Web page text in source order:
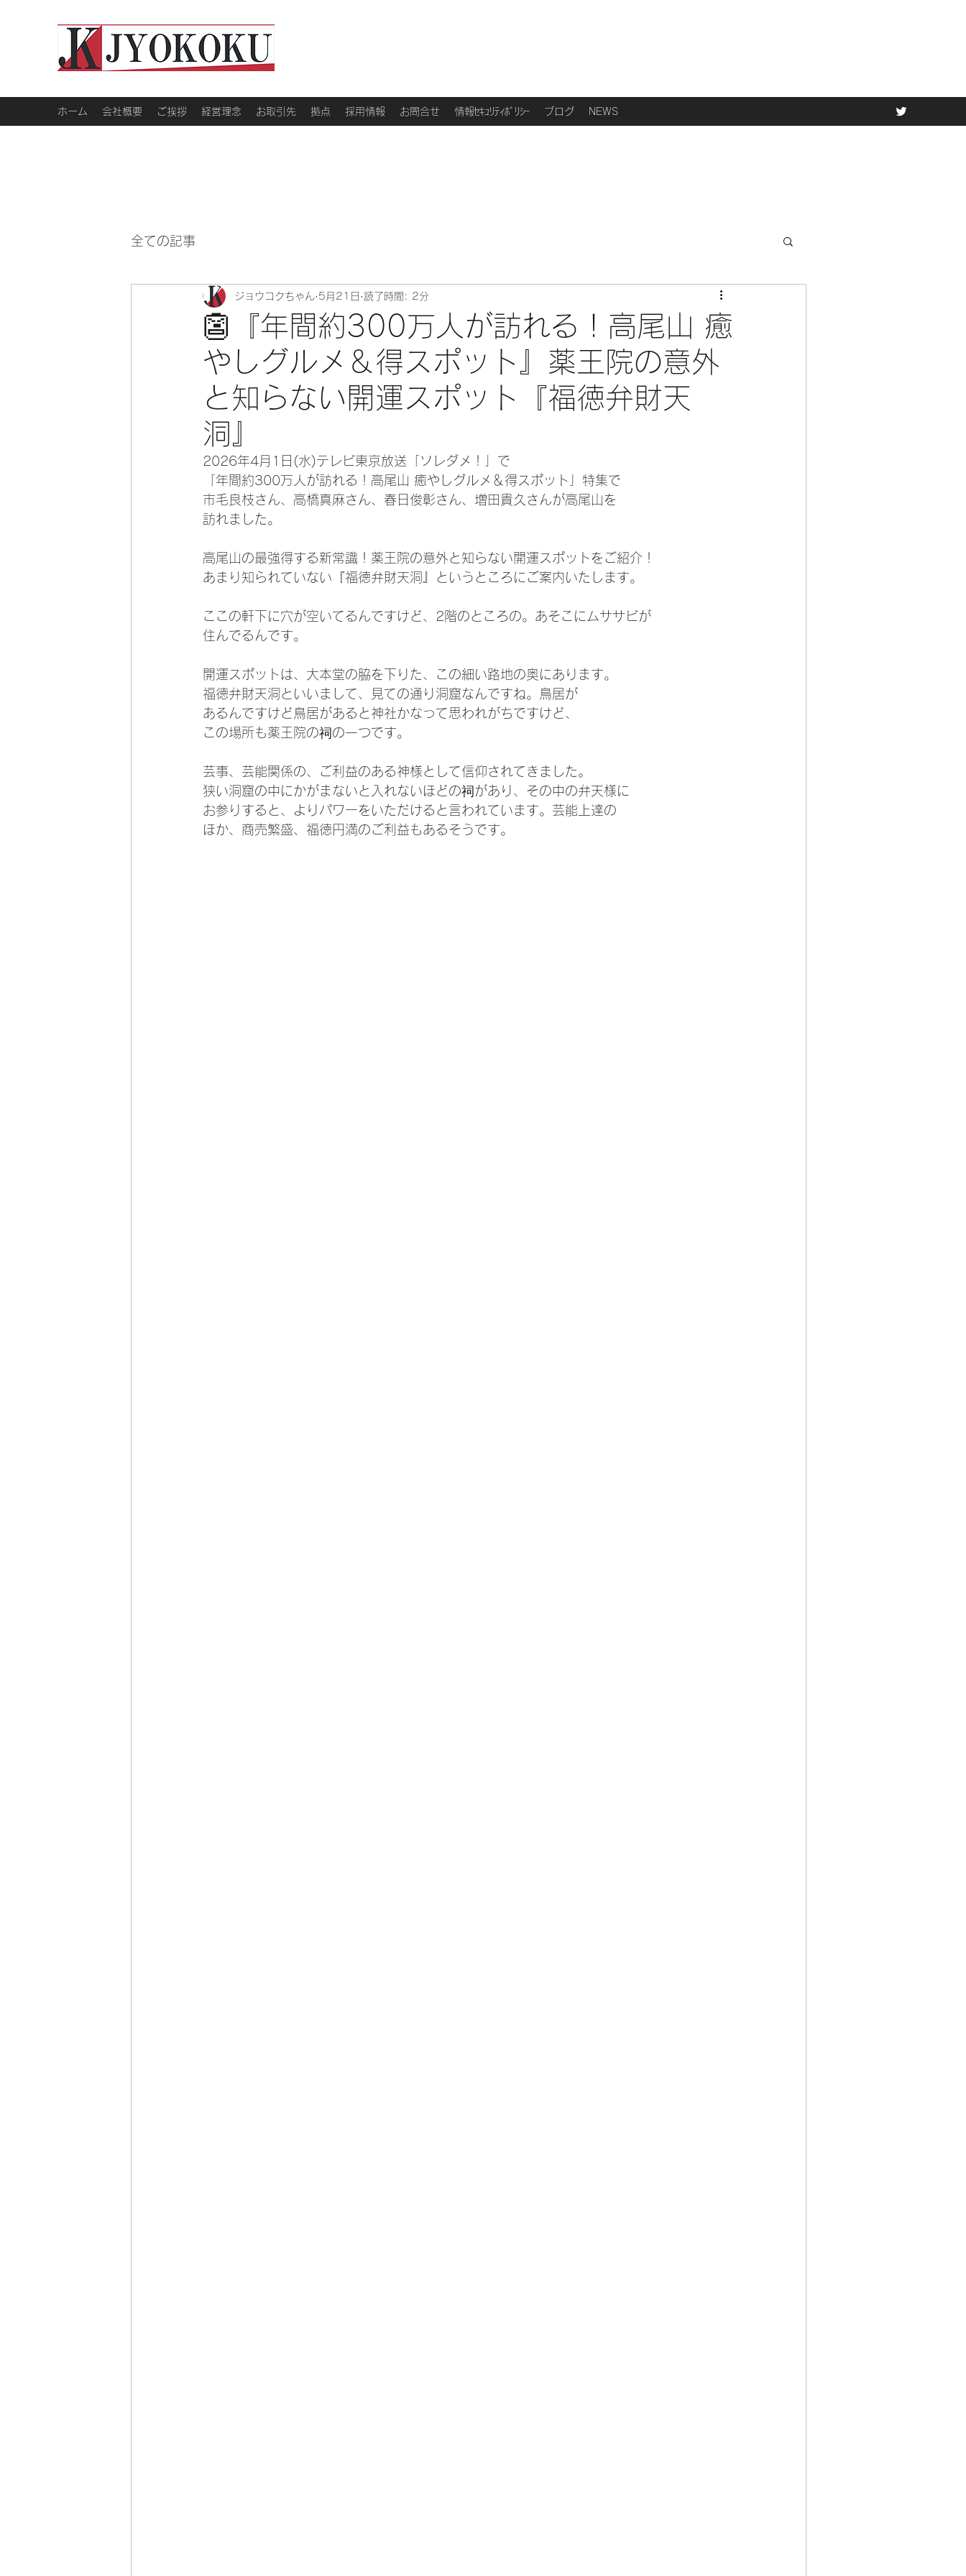
ホーム 会社概要 ご挨拶 経営理念 お取引先 拠点 採用情報 お問合せ 情報ｾｷｭﾘﾃｨﾎﾟﾘｼｰ ブログ NEWS
全ての記事
👺『年間約300万人が訪れる！高尾山 癒
やしグルメ＆得スポット』薬王院の意外
と知らない開運スポット『福徳弁財天
洞』
ジョウコクちゃん 5月21日 読了時間: 2分
2026年4月1日(水)テレビ東京放送「ソレダメ！」で
「年間約300万人が訪れる！高尾山 癒やしグルメ＆得スポット」特集で
市毛良枝さん、高橋真麻さん、春日俊彰さん、増田貴久さんが高尾山を
訪れました。
高尾山の最強得する新常識！薬王院の意外と知らない開運スポットをご紹介！
あまり知られていない『福徳弁財天洞』というところにご案内いたします。
ここの軒下に穴が空いてるんですけど、2階のところの。あそこにムササビが
住んでるんです。
開運スポットは、大本堂の脇を下りた、この細い路地の奥にあります。
福徳弁財天洞といいまして、見ての通り洞窟なんですね。鳥居が
あるんですけど鳥居があると神社かなって思われがちですけど、
この場所も薬王院の祠の一つです。
芸事、芸能関係の、ご利益のある神様として信仰されてきました。
狭い洞窟の中にかがまないと入れないほどの祠があり、その中の弁天様に
お参りすると、よりパワーをいただけると言われています。芸能上達の
ほか、商売繁盛、福徳円満のご利益もあるそうです。